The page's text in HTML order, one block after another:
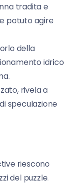
tradita e
potuto agire
della
idrico
rivela a
speculazione
riescono
del puzzle.